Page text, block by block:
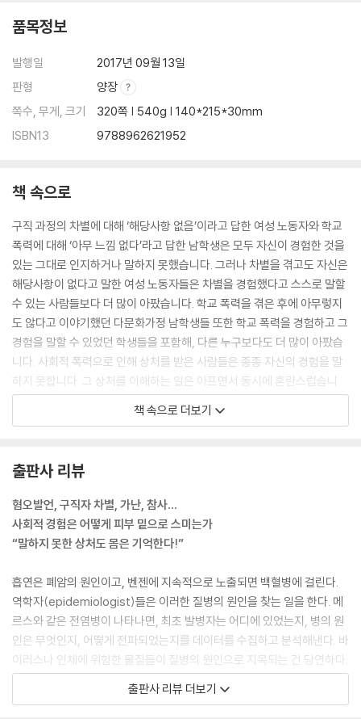
-로세토 마을에서만 심장병 사망률이 낮은 이유
주
품목정보
발행일
2017년 09월 13일
판형
양장
쪽수, 무게, 크기
320쪽 | 540g | 140*215*30mm
ISBN13
9788962621952
책 속으로
구직 과정의 차별에 대해 ‘해당사항 없음’이라고 답한 여성 노동자와 학교
폭력에 대해 ‘아무 느낌 없다’라고 답한 남학생은 모두 자신이 경험한 것을
있는 그대로 인지하거나 말하지 못했습니다. 그러나 차별을 겪고도 자신은
해당사항이 없다고 말한 여성 노동자들은 차별을 경험했다고 스스로 말할
수 있는 사람들보다 더 많이 아팠습니다. 학교 폭력을 겪은 후에 아무렇지
도 않다고 이야기했던 다문화가정 남학생들 또한 학교 폭력을 경험하고 그
경험을 말할 수 있었던 학생들을 포함해, 다른 누구보다도 더 많이 아팠습
니다. 사회적 폭력으로 인해 상처를 받은 사람들은 종종 자신의 경험을 말
하지 못합니다. 그 상처를 이해하는 일은 아프면서 동시에 혼란스럽습니
다. 그러나 우리 몸은 스스로 말하지 못하는 때로는 인지하지 못하는 그 상
처까지도 기억하고 있습니다. 몸은 정직하기 때문입니다. 물고기 비늘에
---「말하지 못한 내 상처는 어디에 있을까」중에서
그렇다면 누가 그 폭염에 취약할까요? (…) 폭염으로 인한 사망 위험을 증
가시키는 또 다른 원인이 드러납니다. 바로 사회적 고립이었습니다. 혼자
동에 참여하는 등 사회활동을 하지 않는 사람들이 더 많이 숨졌던 것입니
다. (…) 하지만 그 질문은 왜 누군가는 에어컨이 있는 시설로 갈 수 없었는
지, 왜 누군가는 사회활동을 활발히 하지 못했는지에 대해서는 답하지 못
합니다. 개인적 수준의 원인을 지적할 뿐, 그 원인 배후에 있는 사회적 환경
은 조사하지 않거나 언급하지 않았으니까요. 그것은 어떠한 정치·경제적인
힘들이 특정 개인을 폭염에 취약하게 만드는지, 그러한 사회구조는 어떻게
역사적으로 형성되었는지, 그 과정에서 공동체와 국가의 역할은 무엇이었
는지에 대해 질문할 때만 얻을 수 있는 답입니다.
책 속으로 더보기
출판사 리뷰
혐오발언, 구직자 차별, 가난, 참사…
사회적 경험은 어떻게 피부 밑으로 스미는가
“말하지 못한 상처도 몸은 기억한다!”
흡연은 폐암의 원인이고, 벤젠에 지속적으로 노출되면 백혈병에 걸린다.
역학자(epidemiologist)들은 이러한 질병의 원인을 찾는 일을 한다. 메
르스와 같은 전염병이 나타나면, 최초 발병자는 어디에 있었는지, 병의 원
인은 무엇인지, 어떻게 전파되었는지를 데이터를 수집하고 분석해낸다. 바
이러스나 인체에 위험한 물질들이 질병의 원인으로 지목되는 건 당연하다.
그렇다면 타인에게 혐오 발언을 듣거나 구직 과정에서 차별을 겪거나 회사
에서 정리해고를 당했을 때, 이러한 경험도 우리가 병에 걸리는 원인이라
출판사 리뷰 더보기